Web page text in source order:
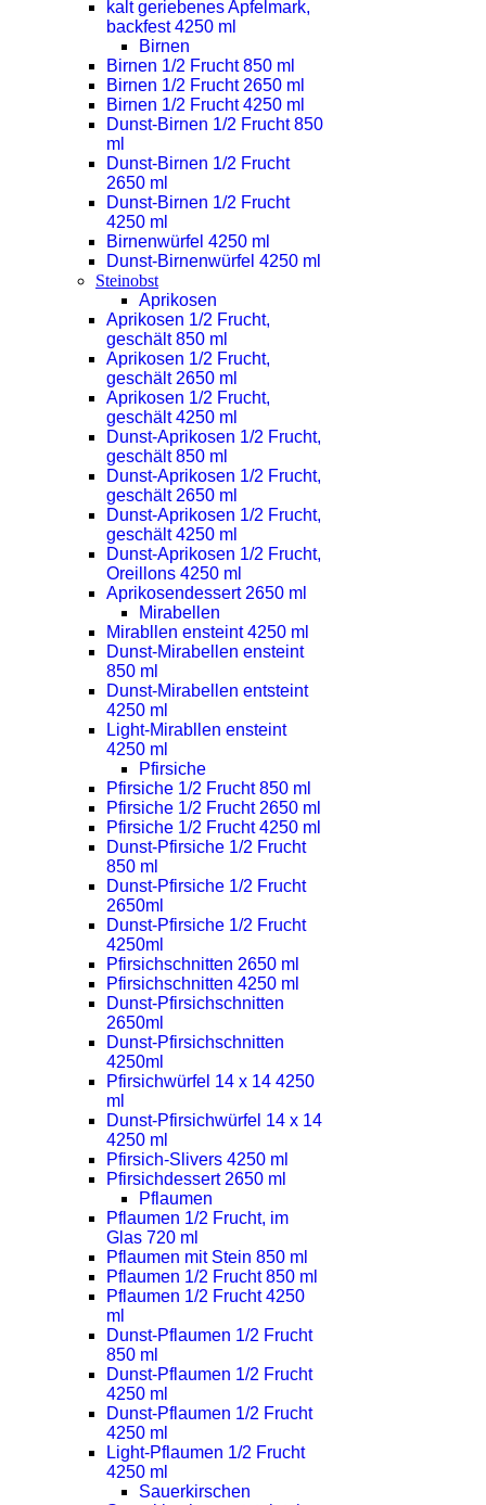
kalt geriebenes Apfelmark,
backfest 4250 ml
Birnen
Birnen 1/2 Frucht 850 ml
Birnen 1/2 Frucht 2650 ml
Birnen 1/2 Frucht 4250 ml
Dunst-Birnen 1/2 Frucht 850
ml
Dunst-Birnen 1/2 Frucht
2650 ml
Dunst-Birnen 1/2 Frucht
4250 ml
Birnenwürfel 4250 ml
Dunst-Birnenwürfel 4250 ml
Steinobst
Aprikosen
Aprikosen 1/2 Frucht,
geschält 850 ml
Aprikosen 1/2 Frucht,
geschält 2650 ml
Aprikosen 1/2 Frucht,
geschält 4250 ml
Dunst-Aprikosen 1/2 Frucht,
geschält 850 ml
Dunst-Aprikosen 1/2 Frucht,
geschält 2650 ml
Dunst-Aprikosen 1/2 Frucht,
geschält 4250 ml
Dunst-Aprikosen 1/2 Frucht,
Oreillons 4250 ml
Aprikosendessert 2650 ml
Mirabellen
Mirabllen ensteint 4250 ml
Dunst-Mirabellen ensteint
850 ml
Dunst-Mirabellen entsteint
4250 ml
Light-Mirabllen ensteint
4250 ml
Pfirsiche
Pfirsiche 1/2 Frucht 850 ml
Pfirsiche 1/2 Frucht 2650 ml
Pfirsiche 1/2 Frucht 4250 ml
Dunst-Pfirsiche 1/2 Frucht
850 ml
Dunst-Pfirsiche 1/2 Frucht
2650ml
Dunst-Pfirsiche 1/2 Frucht
4250ml
Pfirsichschnitten 2650 ml
Pfirsichschnitten 4250 ml
Dunst-Pfirsichschnitten
2650ml
Dunst-Pfirsichschnitten
4250ml
Pfirsichwürfel 14 x 14 4250
ml
Dunst-Pfirsichwürfel 14 x 14
4250 ml
Pfirsich-Slivers 4250 ml
Pfirsichdessert 2650 ml
Pflaumen
Pflaumen 1/2 Frucht, im
Glas 720 ml
Pflaumen mit Stein 850 ml
Pflaumen 1/2 Frucht 850 ml
Pflaumen 1/2 Frucht 4250
ml
Dunst-Pflaumen 1/2 Frucht
850 ml
Dunst-Pflaumen 1/2 Frucht
4250 ml
Dunst-Pflaumen 1/2 Frucht
4250 ml
Light-Pflaumen 1/2 Frucht
4250 ml
Sauerkirschen